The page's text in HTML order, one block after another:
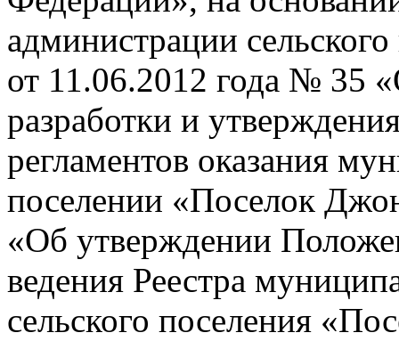
администрации
от 11.06.2012 года № 35
разработки и
регламентов оказания
поселении «Поселок
«Об утверждении
ведения Реестра
сельского поселения